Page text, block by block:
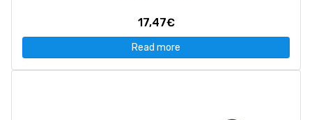
17,47€
Read more